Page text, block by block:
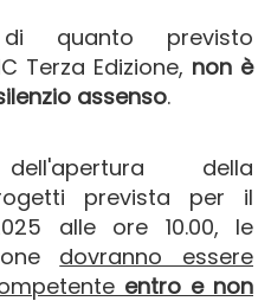
quanto previsto
Terza Edizione, non è
assenso.
della
prevista per il
alle ore 10.00, le
dovranno essere
entro e non